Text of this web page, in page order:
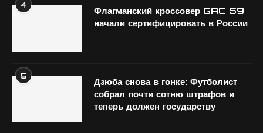
4
Флагманский кроссовер GAC S9
начали сертифицировать в России
5
Дзюба снова в гонке: Футболист
собрал почти сотню штрафов и
теперь должен государству